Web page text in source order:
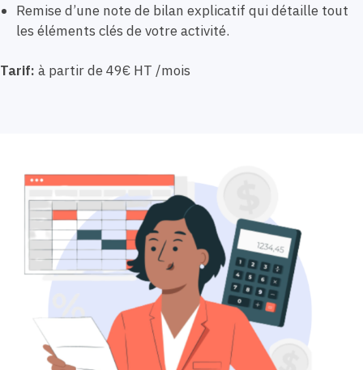
Remise d’une note de bilan explicatif qui détaille tout
les éléments clés de votre activité.
Tarif: à partir de 49€ HT /mois